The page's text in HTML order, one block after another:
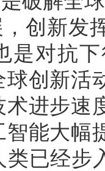
创新发
是对抗
创新活
术进步速
智能大幅
已经步